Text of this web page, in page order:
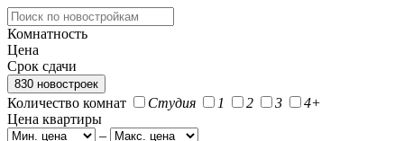
Комнатность
Цена
Срок сдачи
830 новостроек
Количество комнат Студия 1 2 3
4+
Цена квартиры
–